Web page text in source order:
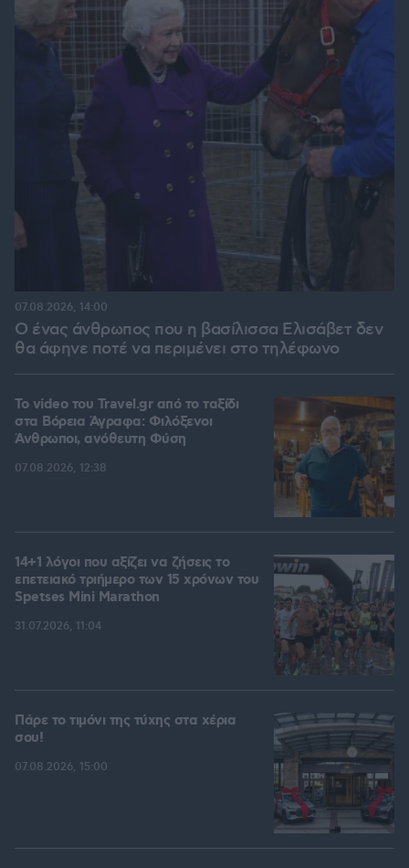
Ο ένας άνθρωπος που η βασίλισσα Ελισάβετ δεν
θα άφηνε ποτέ να περιμένει στο τηλέφωνο
07.08.2026, 14:00
To video του Travel.gr από το ταξίδι
στα Βόρεια Άγραφα: Φιλόξενοι
Άνθρωποι, ανόθευτη Φύση
07.08.2026, 12:38
14+1 λόγοι που αξίζει να ζήσεις το
επετειακό τριήμερο των 15 χρόνων του
Spetses Mini Marathon
31.07.2026, 11:04
Πάρε το τιμόνι της τύχης στα χέρια
σου!
07.08.2026, 15:00